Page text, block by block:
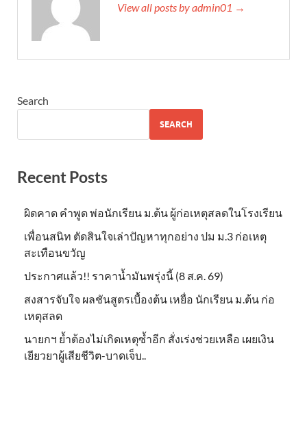
View all posts by admin01 →
Search
SEARCH
Recent Posts
ผิดคาด คำพูด พ่อนักเรียน ม.ต้น ผู้ก่อเหตุสลดในโรงเรียน
เพื่อนสนิท ตัดสินใจเล่าปัญหาทุกอย่าง ปม ม.3 ก่อเหตุ
สะเทือนขวัญ
ประกาศแล้ว!! ราคาน้ำมันพรุ่งนี้ (8 ส.ค. 69)
สงสารจับใจ ผลชันสูตรเบื้องต้น เหยื่อ นักเรียน ม.ต้น ก่อ
เหตุสลด
นายกฯ ย้ำต้องไม่เกิดเหตุซ้ำอีก สั่งเร่งช่วยเหลือ เผยเงิน
เยียวยาผู้เสียชีวิต-บาดเจ็บ..